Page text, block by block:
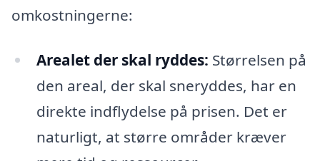
omkostningerne:
Arealet der skal ryddes: Størrelsen på
den areal, der skal sneryddes, har en
direkte indflydelse på prisen. Det er
naturligt, at større områder kræver